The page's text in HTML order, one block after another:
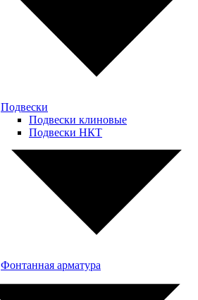
Подвески
Подвески клиновые
Подвески НКТ
Фонтанная арматура